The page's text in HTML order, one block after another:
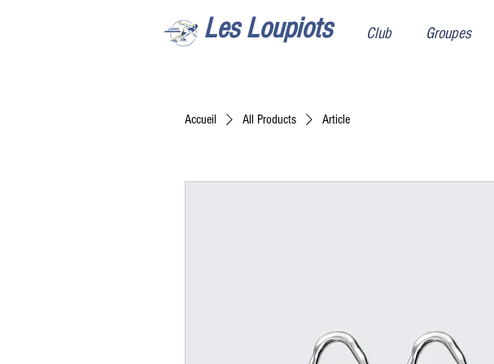
Les Loupiots Club Groupes
Accueil All Products Article